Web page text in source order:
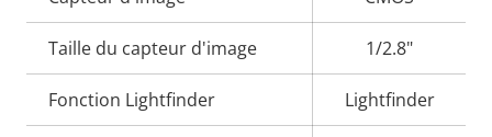
de la
propriété
la
propriété
Taille du capteur d'image 1/2.8"
Fonction Lightfinder Lightfinder